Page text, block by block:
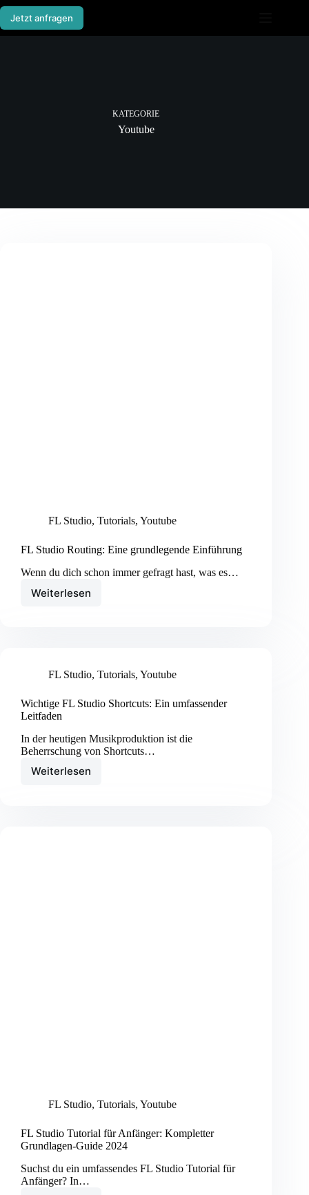
Zum
Inhalt
springen
Jetzt anfragen
KATEGORIE
Youtube
FL Studio, Tutorials, Youtube
FL Studio Routing: Eine grundlegende Einführung
Wenn du dich schon immer gefragt hast, was es…
Weiterlesen
FL
FL Studio, Tutorials, Youtube
Wichtige FL Studio Shortcuts: Ein umfassender
Leitfaden
In der heutigen Musikproduktion ist die
Beherrschung von Shortcuts…
Weiterlesen
Wichtige
FL Studio, Tutorials, Youtube
FL Studio Tutorial für Anfänger: Kompletter
Grundlagen-Guide 2024
Suchst du ein umfassendes FL Studio Tutorial für
Anfänger? In…